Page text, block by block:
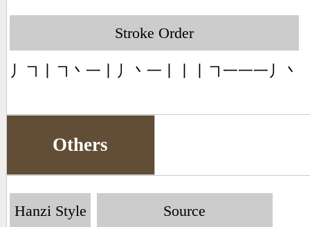
Stroke Order
丿㇕丨㇕丶一丨丿丶一丨丨丨㇕一一一丿丶
Others
Hanzi Style Source